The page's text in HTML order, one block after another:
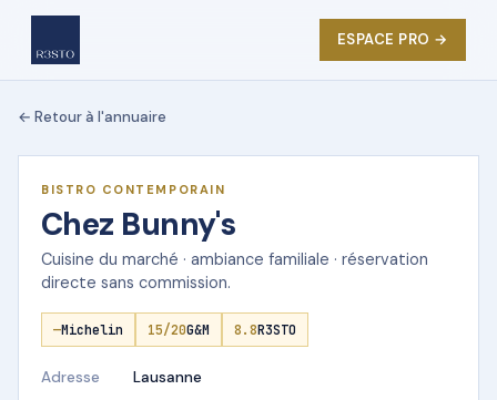
ESPACE PRO →
← Retour à l'annuaire
★ DÉMO R3STO
BISTRO CONTEMPORAIN
Chez Bunny's
Cuisine du marché · ambiance familiale · réservation
directe sans commission.
—Michelin 15/20G&M 8.8R3STO
Adresse
Lausanne